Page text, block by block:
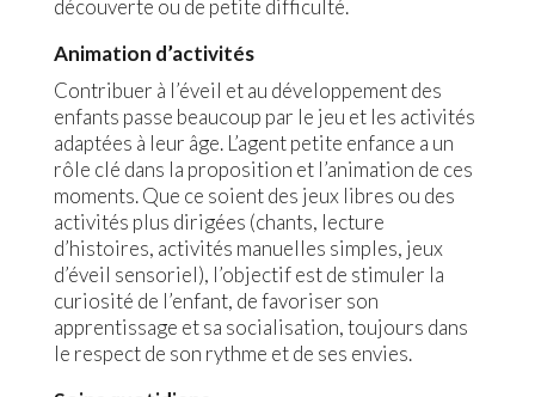
découverte ou de petite difficulté.
Animation d’activités
Contribuer à l’éveil et au développement des
enfants passe beaucoup par le jeu et les activités
adaptées à leur âge. L’agent petite enfance a un
rôle clé dans la proposition et l’animation de ces
moments. Que ce soient des jeux libres ou des
activités plus dirigées (chants, lecture
d’histoires, activités manuelles simples, jeux
d’éveil sensoriel), l’objectif est de stimuler la
curiosité de l’enfant, de favoriser son
apprentissage et sa socialisation, toujours dans
le respect de son rythme et de ses envies.